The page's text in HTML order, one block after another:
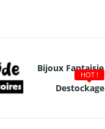
Bijoux Fantaisie
Destockage
HOT !